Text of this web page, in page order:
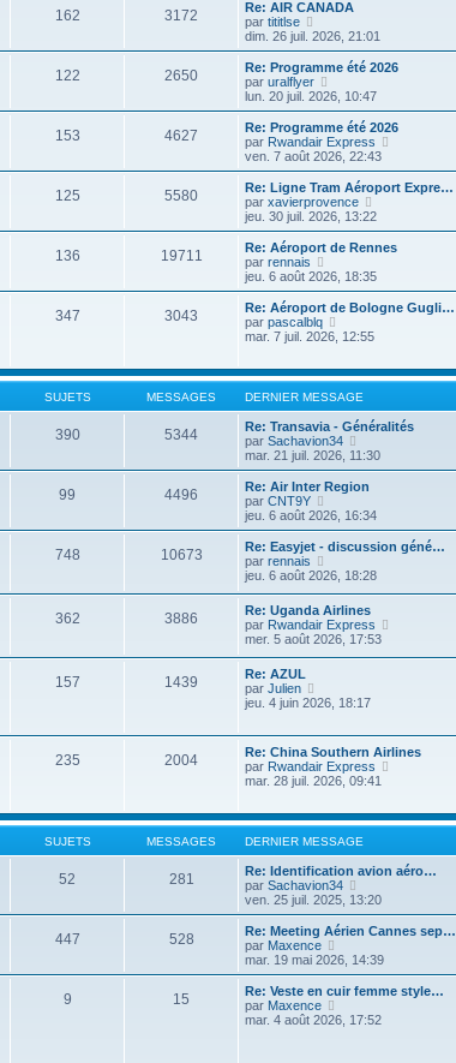
s
g
e
r
e
s
s
g
e
n
i
e
r
e
s
s
a
g
e
r
e
r
n
i
r
m
e
s
s
a
g
e
162 3172
Re: AIR CANADA
par tititlse
o
i
r
e
r
n
i
r
m
e
s
s
a
g
e
dim. 26 juil. 2026, 21:01
122 2650
Re: Programme été 2026
par uralflyer
o
i
r
l
e
r
n
i
r
e
s
s
a
g
lun. 20 juil. 2026, 10:47
153 4627
Re: Programme été 2026
par Rwandair Express
i
r
r
r
s
a
e
ven. 7 août 2026, 22:43
125 5580
Re: Ligne Tram Aéroport Expre…
par xavierprovence
o
i
r
e
r
r
m
s
s
g
e
jeu. 30 juil. 2026, 13:22
136 19711
Re: Aéroport de Rennes
par rennais
o
i
r
l
e
r
n
i
r
m
e
s
s
g
e
jeu. 6 août 2026, 18:35
347 3043
Re: Aéroport de Bologne Gugli…
par pascalblq
o
l
e
e
r
n
i
r
m
e
s
s
g
e
mar. 7 juil. 2026, 12:55
SUJETS MESSAGES DERNIER MESSAGE
390 5344
Re: Transavia - Généralités
par Sachavion34
o
i
r
e
r
n
i
e
r
m
e
s
g
mar. 21 juil. 2026, 11:30
99 4496
Re: Air Inter Region
par CNT9Y
o
i
r
e
e
r
n
i
e
e
g
e
jeu. 6 août 2026, 16:34
748 10673
Re: Easyjet - discussion géné…
par rennais
o
r
l
e
d
e
i
r
m
e
s
s
g
jeu. 6 août 2026, 18:28
362 3886
Re: Uganda Airlines
par Rwandair Express
r
n
m
e
s
a
mer. 5 août 2026, 17:53
157 1439
Re: AZUL
par Julien
o
e
d
e
n
i
e
r
m
e
s
s
a
g
e
jeu. 4 juin 2026, 18:17
235 2004
Re: China Southern Airlines
par Rwandair Express
l
e
r
r
s
s
mar. 28 juil. 2026, 09:41
SUJETS MESSAGES DERNIER MESSAGE
52 281
Re: Identification avion aéro…
par Sachavion34
o
i
r
e
r
n
ven. 25 juil. 2025, 13:20
447 528
Re: Meeting Aérien Cannes sep…
par Maxence
o
i
r
e
d
mar. 19 mai 2026, 14:39
9 15
Re: Veste en cuir femme style…
par Maxence
o
mar. 4 août 2026, 17:52